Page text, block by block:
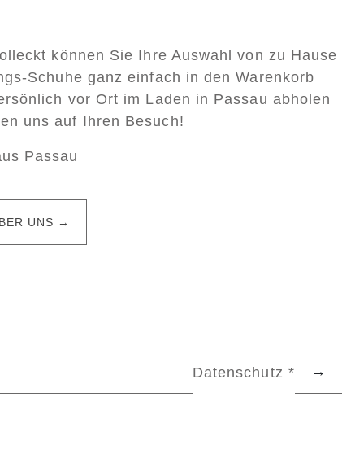
können Sie Ihre Auswahl von zu Hause
Schuhe ganz einfach in den Warenkorb
vor Ort im Laden in Passau abholen
uns auf Ihren Besuch!
Passau
UNS →
Datenschutz *